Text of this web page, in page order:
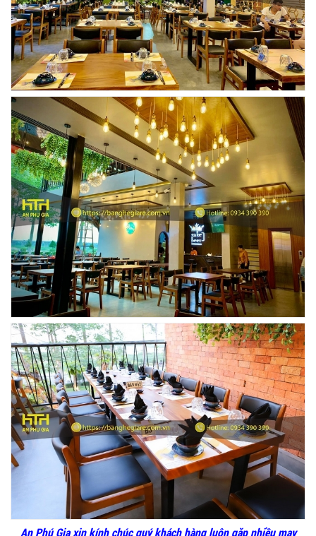
An Phú Gia xin kính chúc quý khách hàng luôn gặp nhiều may
Ghế Ăn nhập khẩu ELLA - Mã SP: GNK05
Liên hệ
BÀN BAR BEER CLUB BCF SX GIÁ RẺ - MÃ SỐ:
BCF SX
750.000 VNĐ
GHẾ EAMES - GHẾ NHỰA CAFE CHÂN GỖ GIÁ RẺ
- MÃ SỐ: M002
550.000 VNĐ
GHẾ XẾP GẤP GIÁ RẺ - MÃ SỐ: X001
380.000 VNĐ
BÀN CAFE BCF01 GIÁ RẺ - MÃ SỐ: BCF01
650.000 VNĐ